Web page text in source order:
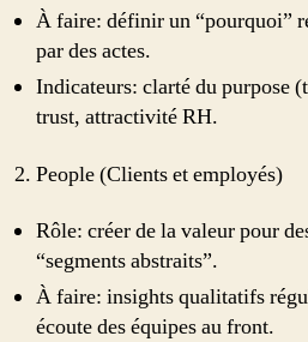
À faire: définir un “pourquoi”
par des actes.
Indicateurs: clarté du purpose
trust, attractivité RH.
People (Clients et employés)
Rôle: créer de la valeur pour
“segments abstraits”.
À faire: insights qualitatifs
écoute des équipes au front.